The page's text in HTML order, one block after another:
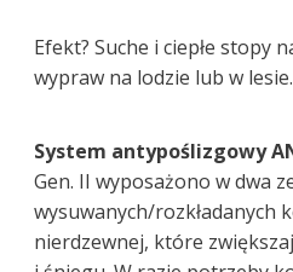
Efekt? Suche i ciepłe stopy
wypraw na lodzie lub w lesie.
System antypoślizgowy
Gen. II wyposażono w dwa
wysuwanych/rozkładanych
nierdzewnej, które